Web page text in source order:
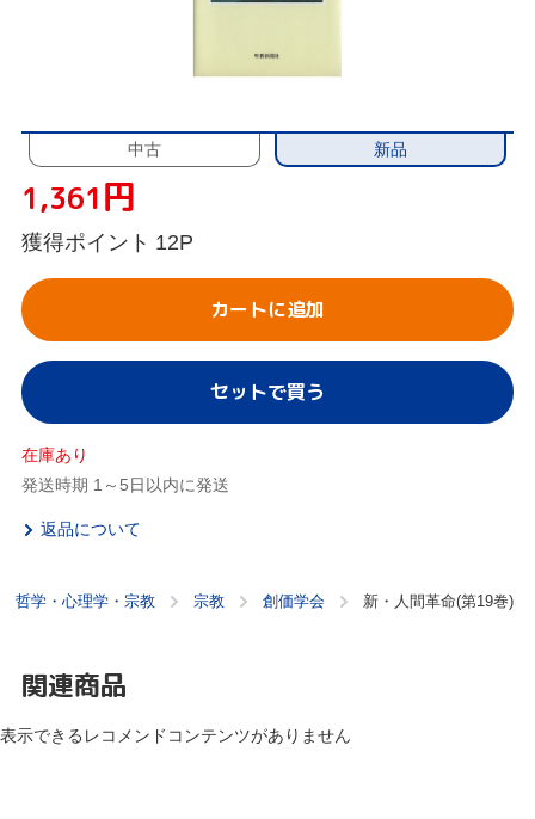
中古 新品
1,361円
獲得ポイント 12P
カートに追加
セットで買う
在庫あり
発送時期 1～5日以内に発送
返品について
哲学・心理学・宗教 宗教 創価学会 新・人間革命(第19巻)
関連商品
表示できるレコメンドコンテンツがありません